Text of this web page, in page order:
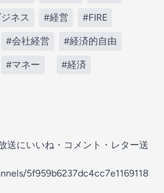
ネス #経営 #FIRE
#会社経営 #経済的自由
#マネー #経済
送にいいね・コメント・レター送
5f959b6237dc4cc7e1169118